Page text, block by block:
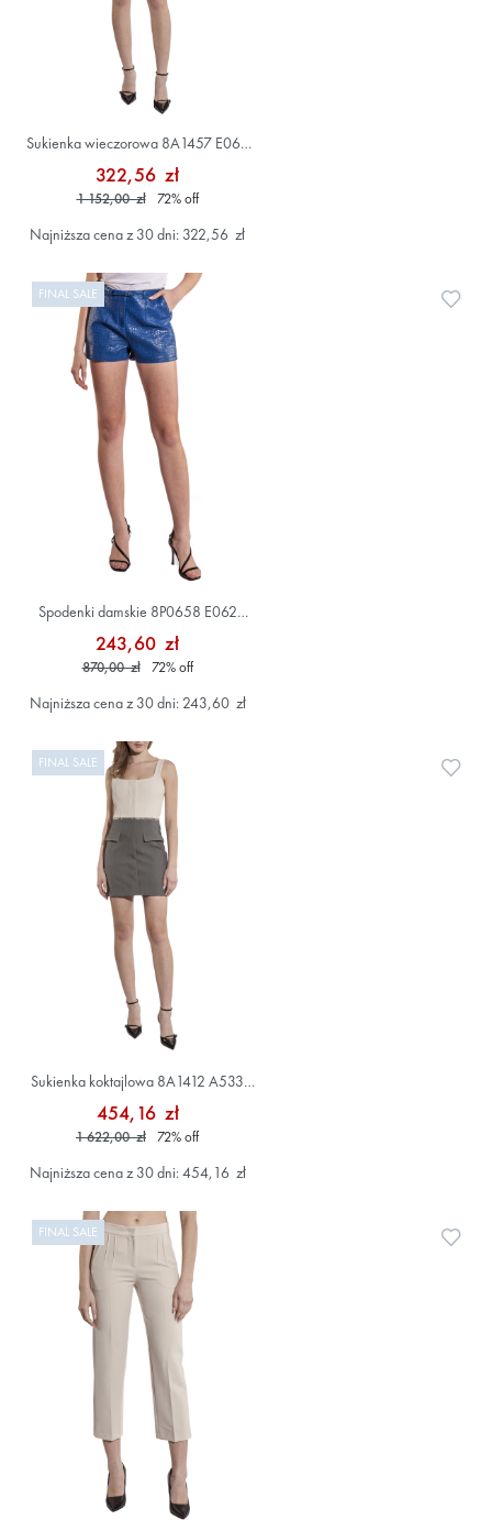
Sukienka wieczorowa 8A1457 E062
Niebieski
322,56 zł
1 152,00 zł 72%off
Najniższa cena z 30 dni: 322,56 zł
FINAL SALE
Spodenki damskie 8P0658 E062
Niebieski
243,60 zł
870,00 zł 72%off
Najniższa cena z 30 dni: 243,60 zł
FINAL SALE
Sukienka koktajlowa 8A1412 A533
Beżowy
454,16 zł
1 622,00 zł 72%off
Najniższa cena z 30 dni: 454,16 zł
FINAL SALE